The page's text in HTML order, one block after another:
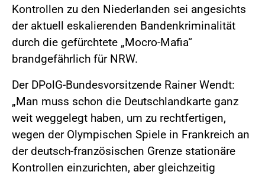
Kontrollen zu den Niederlanden sei angesichts
der aktuell eskalierenden Bandenkriminalität
durch die gefürchtete „Mocro-Mafia“
brandgefährlich für NRW.
Der DPolG-Bundesvorsitzende Rainer Wendt:
„Man muss schon die Deutschlandkarte ganz
weit weggelegt haben, um zu rechtfertigen,
wegen der Olympischen Spiele in Frankreich an
der deutsch-französischen Grenze stationäre
Kontrollen einzurichten, aber gleichzeitig